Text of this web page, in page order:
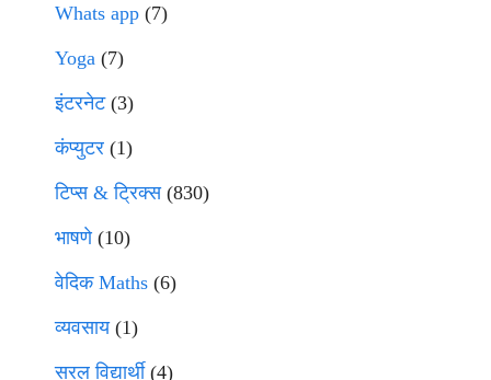
Whats app (7)
Yoga (7)
इंटरनेट(3)
कंप्युटर (1)
टिप्स & ट्रिक्स(830)
भाषणे(10)
वेदिक Maths (6)
व्यवसाय(1)
सरल विद्यार्थी(4)